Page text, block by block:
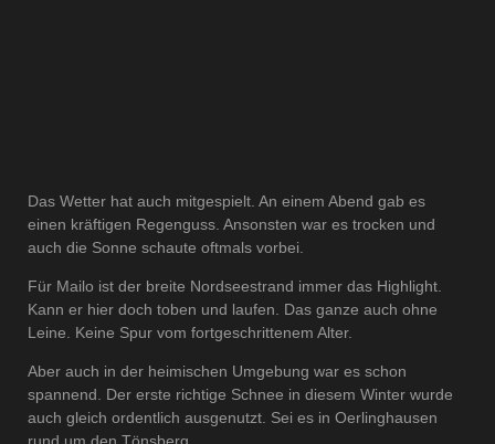
Das Wetter hat auch mitgespielt. An einem Abend gab es
einen kräftigen Regenguss. Ansonsten war es trocken und
auch die Sonne schaute oftmals vorbei.
Für Mailo ist der breite Nordseestrand immer das Highlight.
Kann er hier doch toben und laufen. Das ganze auch ohne
Leine. Keine Spur vom fortgeschrittenem Alter.
Aber auch in der heimischen Umgebung war es schon
spannend. Der erste richtige Schnee in diesem Winter wurde
auch gleich ordentlich ausgenutzt. Sei es in Oerlinghausen